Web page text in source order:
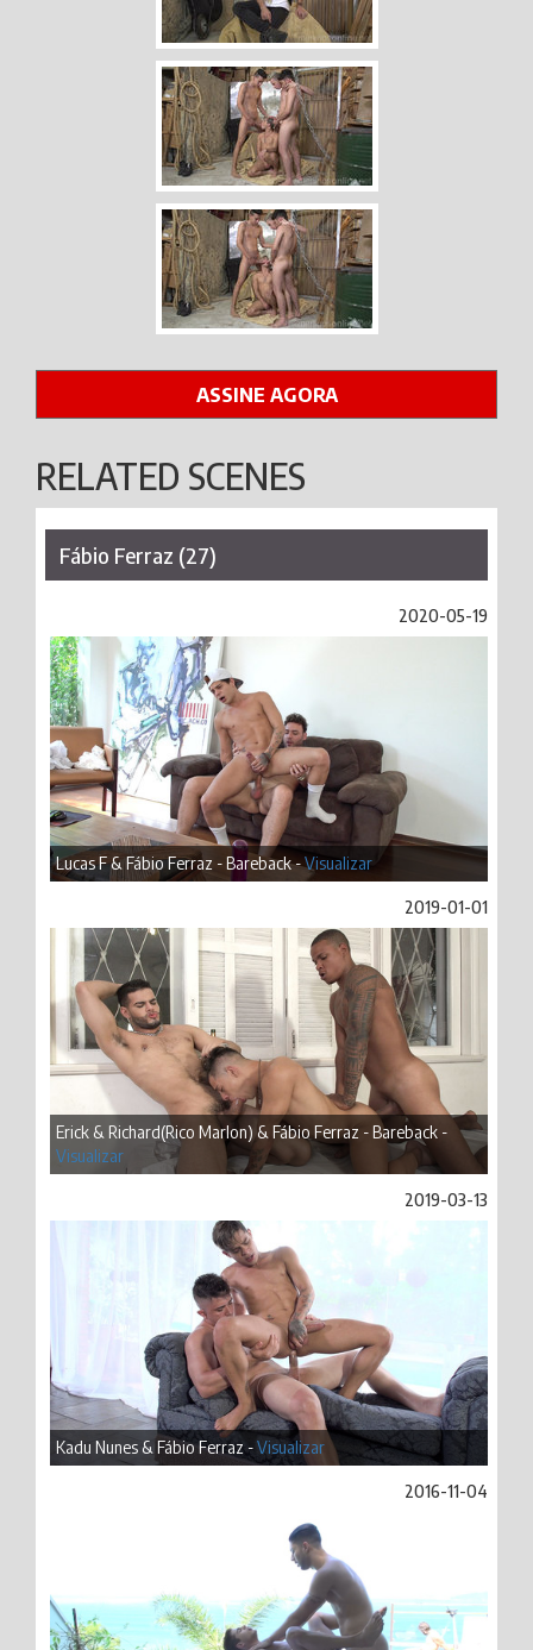
ASSINE AGORA
RELATED SCENES
Fábio Ferraz (27)
2020-05-19
Lucas F & Fábio Ferraz - Bareback -Visualizar
2019-01-01
Erick & Richard(Rico Marlon) & Fábio Ferraz - Bareback -
Visualizar
2019-03-13
Kadu Nunes & Fábio Ferraz -Visualizar
2016-11-04